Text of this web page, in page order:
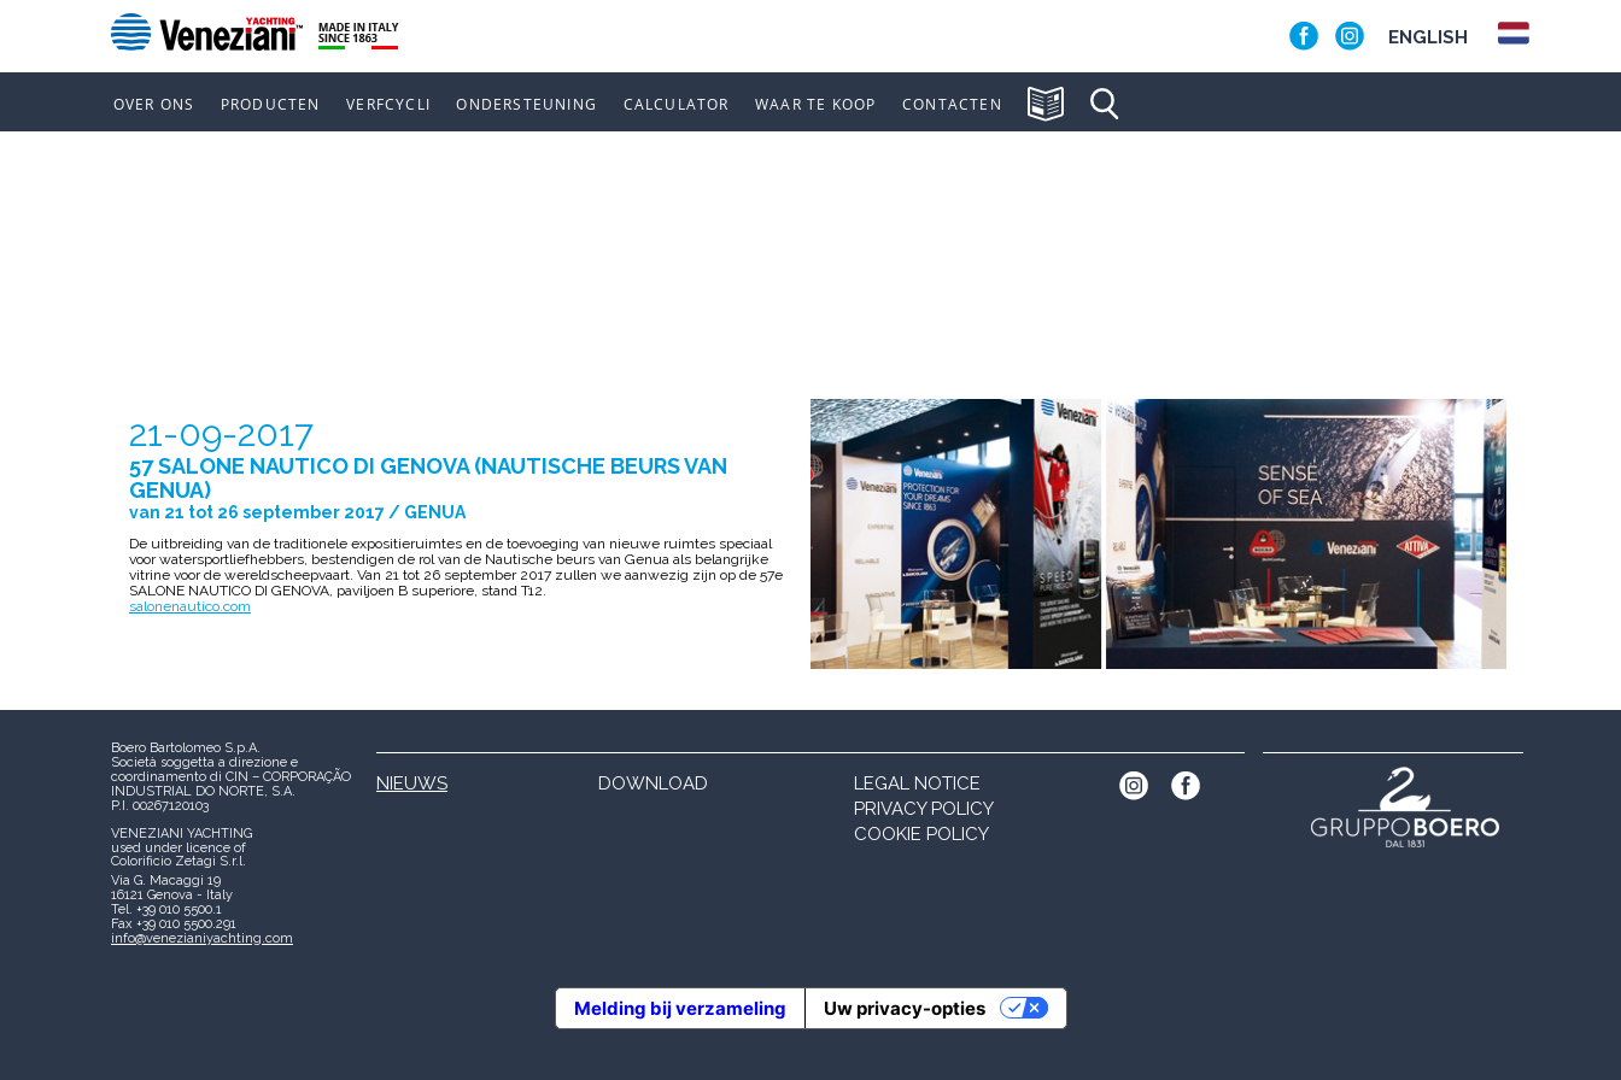
ENGLISH
OVER ONS PRODUCTEN VERFCYCLI ONDERSTEUNING CALCULATOR WAAR TE KOOP CONTACTEN
21-09-2017
57 SALONE NAUTICO DI GENOVA (NAUTISCHE BEURS VAN
GENUA)
van 21 tot 26 september 2017 / GENUA
De uitbreiding van de traditionele expositieruimtes en de toevoeging van nieuwe ruimtes speciaal
voor watersportliefhebbers, bestendigen de rol van de Nautische beurs van Genua als belangrijke
vitrine voor de wereldscheepvaart. Van 21 tot 26 september 2017 zullen we aanwezig zijn op de 57e
SALONE NAUTICO DI GENOVA, paviljoen B superiore, stand T12.
salonenautico.com
Boero Bartolomeo S.p.A.
Società soggetta a direzione e
coordinamento di CIN – CORPORAÇÃO
INDUSTRIAL DO NORTE, S.A.
P.I. 00267120103
VENEZIANI YACHTING
used under licence of
Colorificio Zetagi S.r.l.
Via G. Macaggi 19
16121 Genova - Italy
Tel. +39 010 5500.1
Fax +39 010 5500.291
info@venezianiyachting.com
NIEUWS DOWNLOAD
LEGAL NOTICE
PRIVACY POLICY
COOKIE POLICY
Melding bij verzameling Uw privacy-opties